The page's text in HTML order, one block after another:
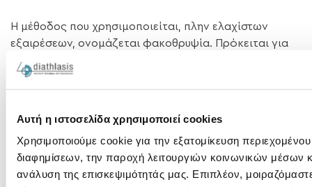
Αυτή η ιστοσελίδα χρησιμοποιεί cookies
Χρησιμοποιούμε cookie για την εξατομίκευση περιεχομένου
διαφημίσεων, την παροχή λειτουργιών κοινωνικών μέσων
ανάλυση της επισκεψιμότητάς μας. Επιπλέον,
Η μέθοδος που χρησιμοποιείται, πλην ελαχίστων
εξαιρέσεων, ονομάζεται φακοθρυψία. Πρόκειται για
μία τεχνική ελάχιστα τραυματική για το μάτι, κατά την
οποία μέσα από μία μικρή τομή (2-3mm)
θρυμματίζεται ο θολωμένος κρυσταλοειδής φακός με
αυτή γίνεται και η ένθεση του ενδοφακού.
Στα μεγάλα πλεονεκτήματα της φακοθρυψίας
περιλαμβάνονται η απουσία ραμμάτων και ο σύντομος